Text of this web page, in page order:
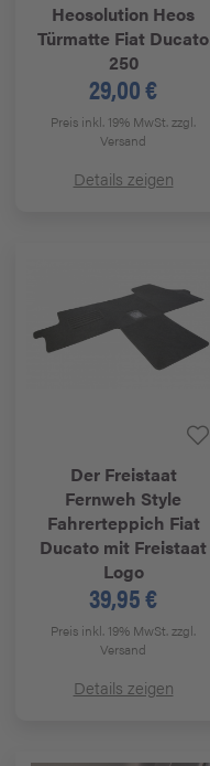
Heosolution Heos
Türmatte Fiat Ducato
250
29,00 €
Preis inkl. 19% MwSt.zzgl.
Versand
Details zeigen
Der Freistaat
Fernweh Style
Fahrerteppich Fiat
Ducato mit Freistaat
Logo
39,95 €
Preis inkl. 19% MwSt.zzgl.
Versand
Details zeigen